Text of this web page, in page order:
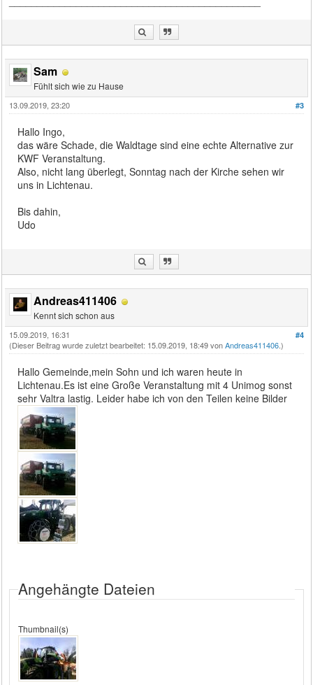
Sam
Fühlt sich wie zu Hause
#3
13.09.2019, 23:20
Hallo Ingo,
das wäre Schade, die Waldtage sind eine echte Alternative zur
KWF Veranstaltung.
Also, nicht lang überlegt, Sonntag nach der Kirche sehen wir
uns in Lichtenau.
Bis dahin,
Udo
Andreas411406
Kennt sich schon aus
#4
15.09.2019, 16:31
(Dieser Beitrag wurde zuletzt bearbeitet: 15.09.2019, 18:49 vonAndreas411406.)
Hallo Gemeinde,mein Sohn und ich waren heute in
Lichtenau.Es ist eine Große Veranstaltung mit 4 Unimog sonst
sehr Valtra lastig. Leider habe ich von den Teilen keine Bilder
Angehängte Dateien
Thumbnail(s)